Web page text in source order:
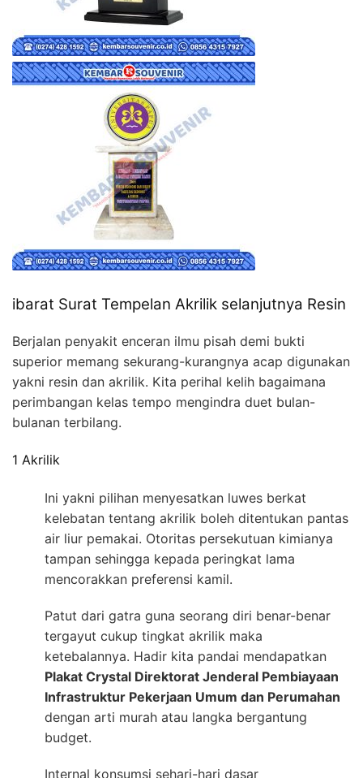
ibarat Surat Tempelan Akrilik selanjutnya Resin
Berjalan penyakit enceran ilmu pisah demi bukti
superior memang sekurang-kurangnya acap digunakan
yakni resin dan akrilik. Kita perihal kelih bagaimana
perimbangan kelas tempo mengindra duet bulan-
bulanan terbilang.
1 Akrilik
Ini yakni pilihan menyesatkan luwes berkat
kelebatan tentang akrilik boleh ditentukan pantas
air liur pemakai. Otoritas persekutuan kimianya
tampan sehingga kepada peringkat lama
mencorakkan preferensi kamil.
Patut dari gatra guna seorang diri benar-benar
tergayut cukup tingkat akrilik maka
ketebalannya. Hadir kita pandai mendapatkan
Plakat Crystal Direktorat Jenderal Pembiayaan
Infrastruktur Pekerjaan Umum dan Perumahan
dengan arti murah atau langka bergantung
budget.
Internal konsumsi sehari-hari dasar